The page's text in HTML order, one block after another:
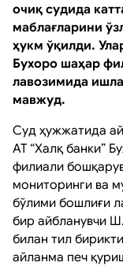
очиқ судида
маблағларини
ҳукм ўқилди.
Бухоро шаҳар
лавозимида
мавжуд.
Суд ҳужжатида
АТ “Халқ банки”
филиали
мониторинги ва
бўлими бошлиғи
бир айбланувчи
билан тил
айланма печ